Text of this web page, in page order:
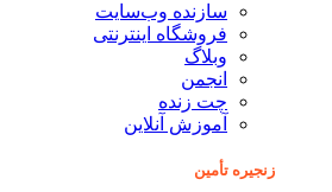
سازنده وب‌سایت
فروشگاه اینترنتی
وبلاگ
انجمن
چت زنده
آموزش آنلاین
زنجیره تأمین